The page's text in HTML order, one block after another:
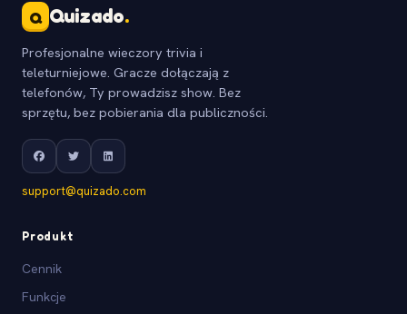
Q Quizado.
Profesjonalne wieczory trivia i
teleturniejowe. Gracze dołączają z
telefonów, Ty prowadzisz show. Bez
sprzętu, bez pobierania dla publiczności.
support@quizado.com
Produkt
Cennik
Funkcje